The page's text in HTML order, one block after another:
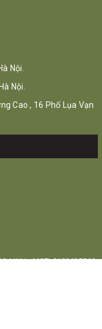
Nội.
Nội.
Cao , 16 Phố Lụa Vạn
LINH - MST: 0108625568